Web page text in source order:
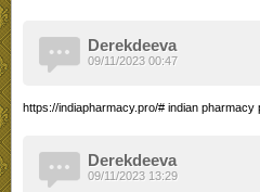
Derekdeeva
https://indiapharmacy.pro/# indian pharmacy
09/11/2023 00:47
Derekdeeva
09/11/2023 13:29